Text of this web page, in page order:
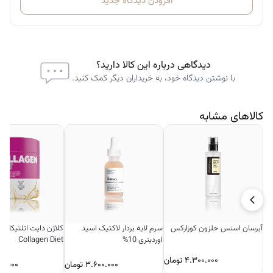
تلاش می‌ کند با کیفیت‌ ترین‌ ها را از معتبرترین برندها در اختیار شما بگذارد.
امکان خرید محصولات کوزارکس از نورشاپ را ما برای شما فراهم کرده‌ ایم.
دیدگاهی درباره این کالا دارید؟
با نوشتن دیدگاه خود، به خریداران دیگر کمک کنید.
کالاهای مشابه
آبرسان اسنس حلزون کوزارکس
۴.۳۰۰.۰۰۰ تومان
سرم لایه بردار لاکتیک اسید
اوردینری 10%
۳.۶۰۰.۰۰۰تومان
Collagen Diet